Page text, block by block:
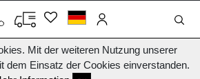
Mit der weiteren Nutzung unserer
dem Einsatz der Cookies einverstanden.